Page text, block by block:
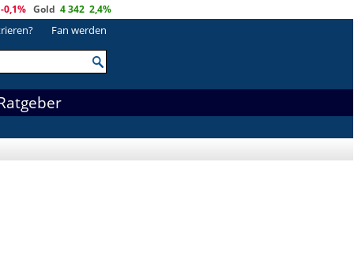
-0,1% Gold 4 342 2,4%
Fan werden